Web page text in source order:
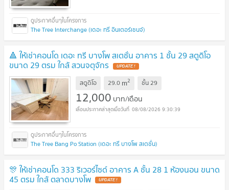
The Tree Interchange (เดอะ ทรี อินเตอร์เชนจ์)
🔺 ให้เช่าคอนโด เดอะ ทรี บางโพ สเตชั่น อาคาร 1 ชั้น 29 สตูดิโอ
ขนาด 29 ตรม ใกล้ สวนจตุจักร UPDATE !
สตูดิโอ 29.0 m2 ชั้น29
12,000 บาท/เดือน
08/08/2026 9:30:39
The Tree Bang Po Station (เดอะ ทรี บางโพ สเตชั่น)
🎊 ให้เช่าคอนโด 333 ริเวอร์ไซด์ อาคาร A ชั้น 28 1 ห้องนอน ขนาด
45 ตรม ใกล้ ตลาดบางโพ UPDATE !